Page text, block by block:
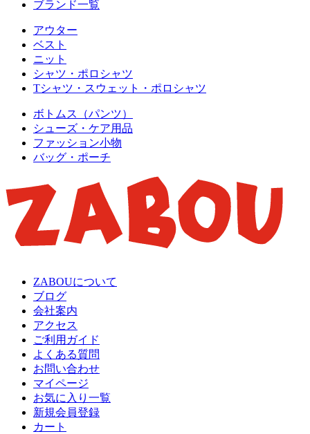
ブランド一覧
アウター
ベスト
ニット
シャツ・ポロシャツ
Tシャツ・スウェット・ポロシャツ
ボトムス（パンツ）
シューズ・ケア用品
ファッション小物
バッグ・ポーチ
ZABOUについて
ブログ
会社案内
アクセス
ご利用ガイド
よくある質問
お問い合わせ
マイページ
お気に入り一覧
新規会員登録
カート